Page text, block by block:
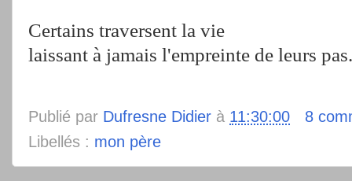
Certains traversent la vie
laissant à jamais l'empreinte de leurs pas.
Publié par Dufresne Didier à 11:30:00
8
Libellés : mon père